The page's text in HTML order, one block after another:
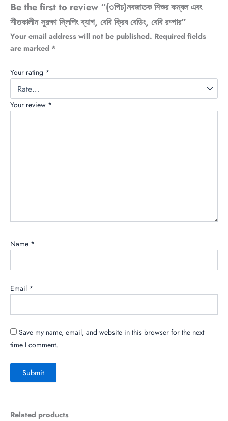
Be the first to review “(৩পিচ)নবজাতক শিশুর কম্বল এবং
শীতকালীন সুরক্ষা স্লিপিং ব্যাগ, বেবি ক্রিব বেডিং, বেবি রম্পার”
Your email address will not be published. Required fields
are marked *
Your rating *
Your review *
Name *
Email *
Save my name, email, and website in this browser for the next
time I comment.
Related products